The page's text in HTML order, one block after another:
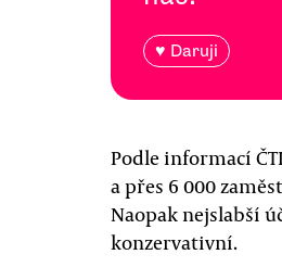
♥ Daruji
Podle informací
a přes 6 000
Naopak nejslabší
konzervativní.